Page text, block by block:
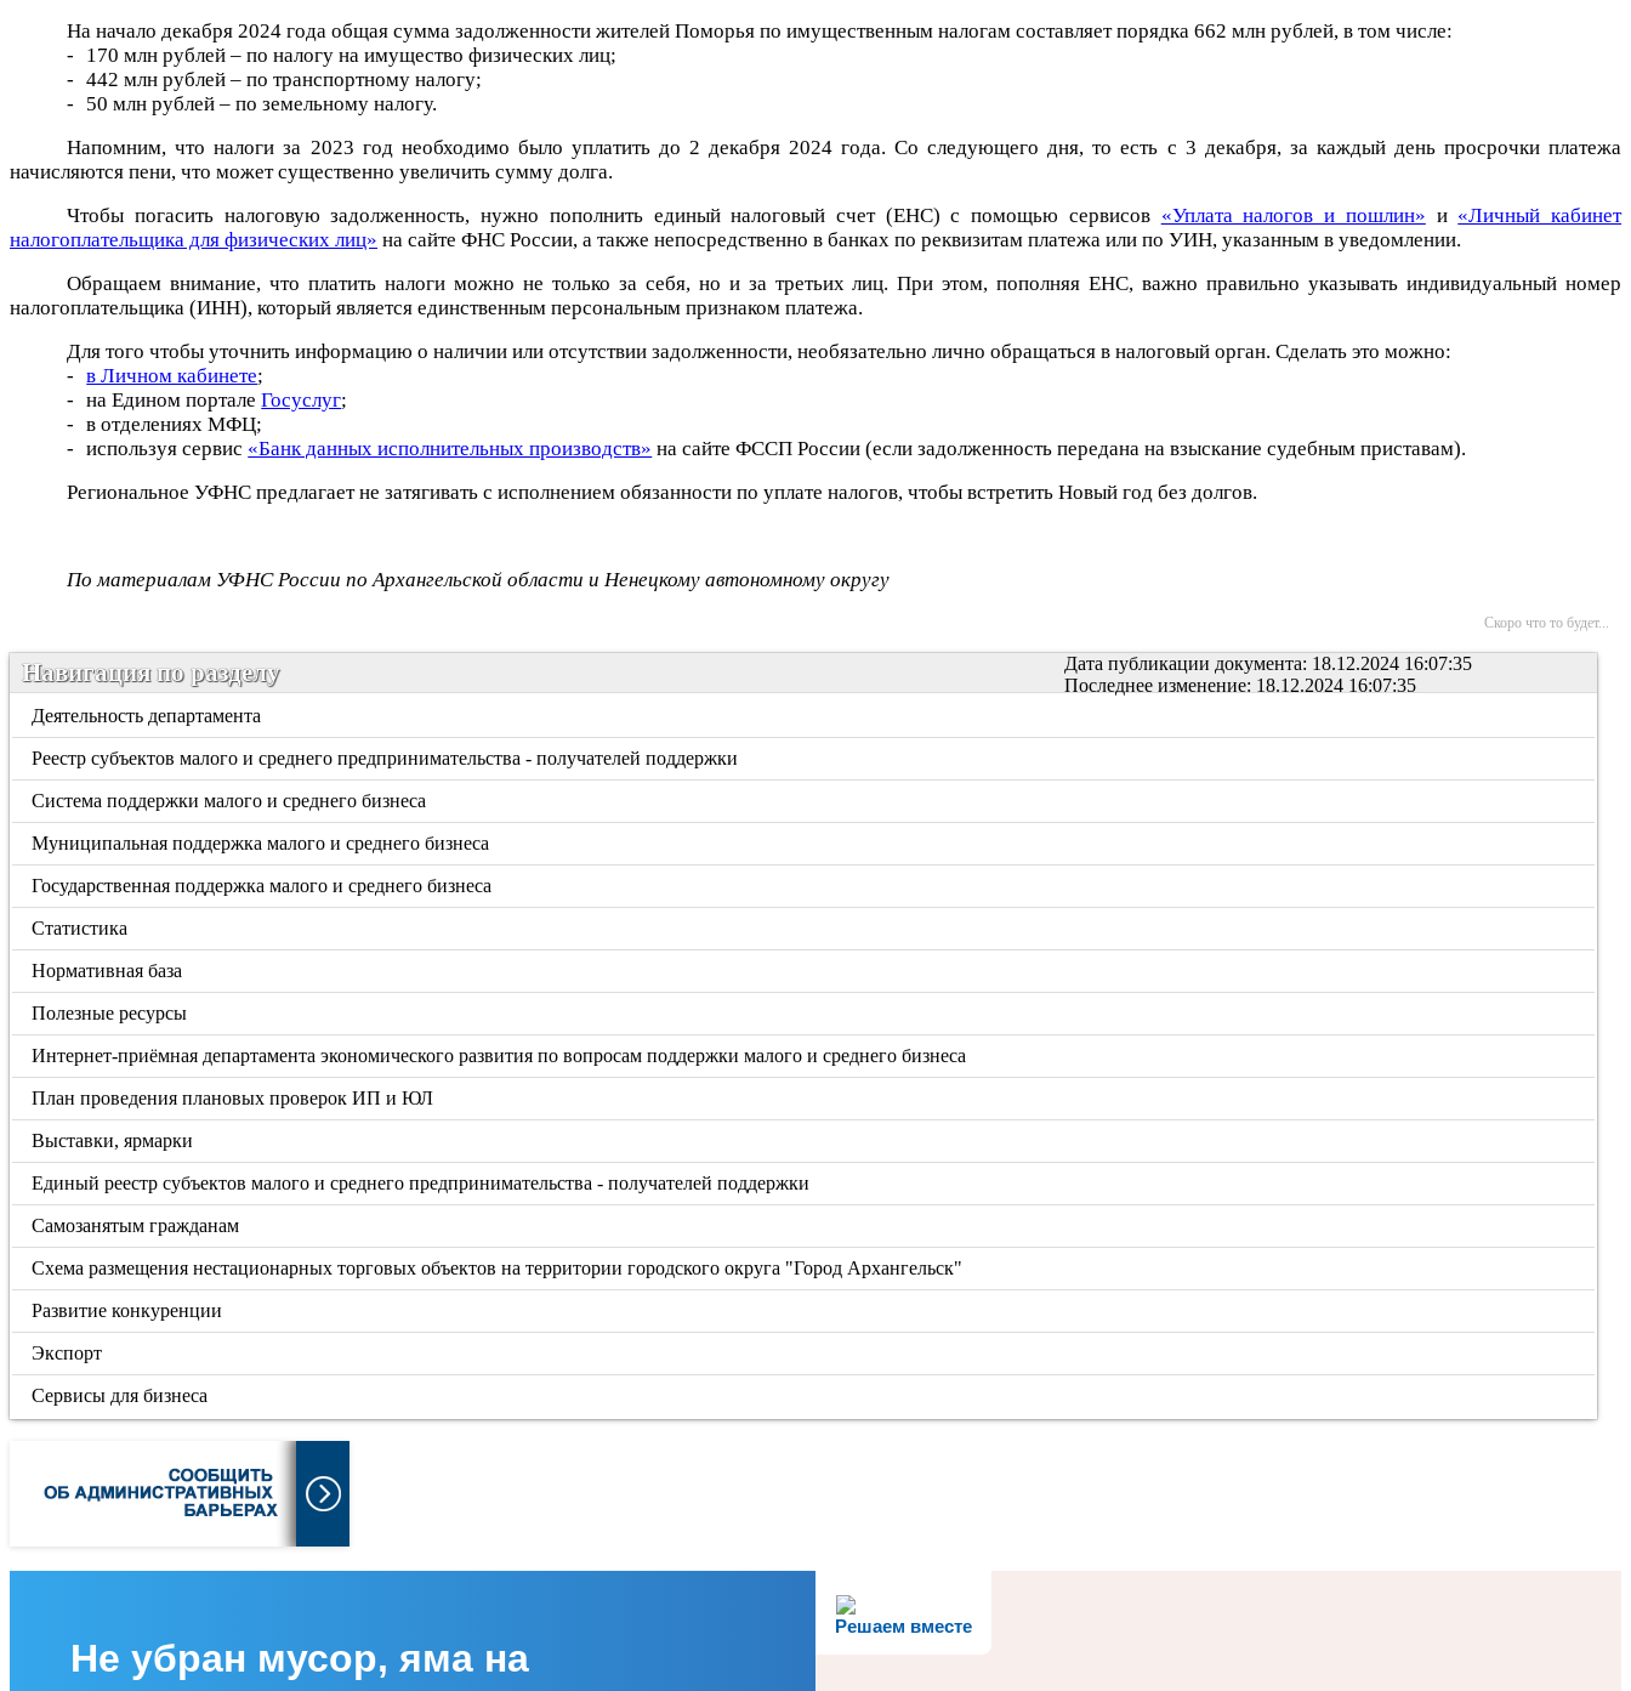
На начало декабря 2024 года общая сумма задолженности жителей Поморья по имущественным налогам составляет порядка 662 млн рублей, в том числе:
-
170 млн рублей – по налогу на имущество физических лиц;
- 442 млн рублей – по транспортному налогу;
-
50 млн рублей – по земельному налогу.
Напомним, что налоги за 2023 год необходимо было уплатить до 2 декабря 2024 года. Со следующего дня, то есть с 3 декабря, за каждый день просрочки платежа
начисляются пени, что может существенно увеличить сумму долга.
Чтобы погасить налоговую задолженность, нужно пополнить единый налоговый счет (ЕНС) с помощью сервисов «Уплата налогов и пошлин» и «Личный кабинет
налогоплательщика для физических лиц» на сайте ФНС России, а также непосредственно в банках по реквизитам платежа или по УИН, указанным в уведомлении.
Обращаем внимание, что платить налоги можно не только за себя, но и за третьих лиц. При этом, пополняя ЕНС, важно правильно указывать индивидуальный номер
налогоплательщика (ИНН), который является единственным персональным признаком платежа.
Для того чтобы уточнить информацию о наличии или отсутствии задолженности, необязательно лично обращаться в налоговый орган. Сделать это можно:
- в Личном кабинете;
- на Едином порталеГосуслуг;
- в отделениях МФЦ;
- используя сервис «Банк данных исполнительных производств» на сайте ФССП России (если задолженность передана на взыскание судебным приставам).
Региональное УФНС предлагает не затягивать с исполнением обязанности по уплате налогов, чтобы встретить Новый год без долгов.
По материалам УФНС России по Архангельской областии Ненецкому автономному округу
Скоро что то будет...
Дата публикации документа: 18.12.2024 16:07:35
Последнее изменение: 18.12.2024 16:07:35
Навигация по разделу
Деятельность департамента
Реестр субъектов малого и среднего предпринимательства - получателей поддержки
Система поддержки малого и среднего бизнеса
Муниципальная поддержка малого и среднего бизнеса
Государственная поддержка малого и среднего бизнеса
Статистика
Нормативная база
Полезные ресурсы
Интернет-приёмная департамента экономического развития по вопросам поддержки малого и среднего бизнеса
План проведения плановых проверок ИП и ЮЛ
Выставки, ярмарки
Единый реестр субъектов малого и среднего предпринимательства - получателей поддержки
Самозанятым гражданам
Схема размещения нестационарных торговых объектов на территории городского округа "Город Архангельск"
Развитие конкуренции
Экспорт
Сервисы для бизнеса
Решаем вместе
Не убран мусор, яма на